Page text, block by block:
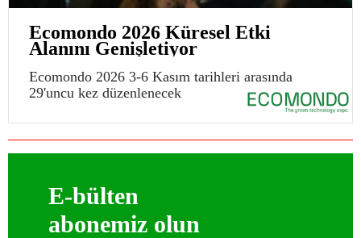
Ecomondo 2026 Küresel Etki
Alanını Genişletiyor
Ecomondo 2026 3-6 Kasım tarihleri arasında
29'uncu kez düzenlenecek
E-bülten
abonemiz olun